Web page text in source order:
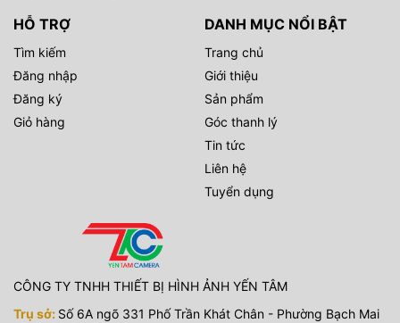
HỖ TRỢ
Tìm kiếm
Đăng nhập
Đăng ký
Giỏ hàng
DANH MỤC NỔI BẬT
Trang chủ
Giới thiệu
Sản phẩm
Góc thanh lý
Tin tức
Liên hệ
Tuyển dụng
CÔNG TY TNHH THIẾT BỊ HÌNH ẢNH YẾN TÂM
Trụ sở: Số 6A ngõ 331 Phố Trần Khát Chân - Phường Bạch Mai